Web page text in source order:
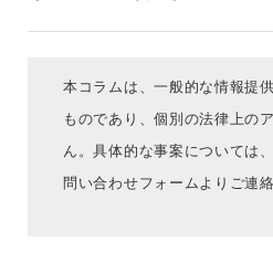
本コラムは、一般的な情報提
ものであり、個別の法律上の
ん。具体的な事案については
問い合わせフォームよりご連